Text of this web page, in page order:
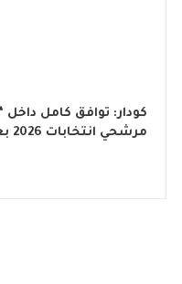
كودار: توافق كامل داخل
مرشحي انتخابات 2026 بعد 17 اجتماعًا